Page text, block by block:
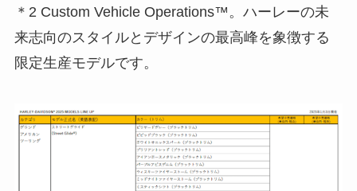
＊2 Custom Vehicle Operations™。ハーレーの未
来志向のスタイルとデザインの最高峰を象徴する
限定生産モデルです。